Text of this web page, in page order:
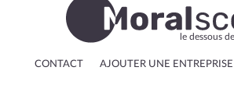
le dessous
CONTACT AJOUTER UNE ENTREPRISE